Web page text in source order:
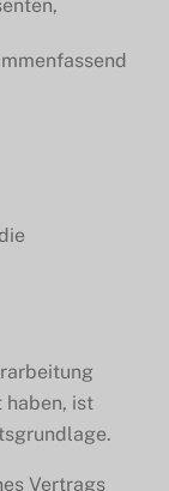
haben, ist
Vertrags